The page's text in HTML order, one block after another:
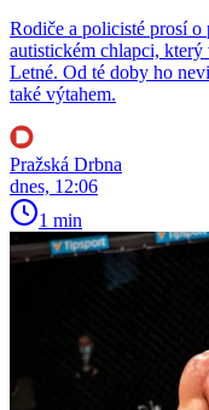
Rodiče a policisté prosí
autistickém chlapci, který
Letné. Od té doby ho
také výtahem.
Pražská Drbna
dnes, 12:06
1 min